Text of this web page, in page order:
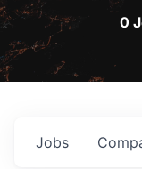
0
Jobs